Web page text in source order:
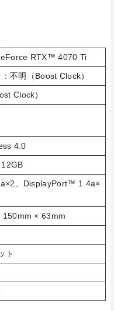
RTX™​ 4070 Ti
不明（Boost Clock）
Clock）
4.0
、DisplayPort™ 1.4a×
150mm × 63mm
ト